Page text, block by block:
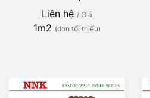
Liên hệ / Giá
1m2 (đơn tối thiểu)